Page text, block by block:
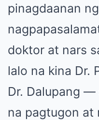
pinagdaanan
doktor at nars
lalo na kina Dr.
Dr. Dalupang —
na pagtugon at